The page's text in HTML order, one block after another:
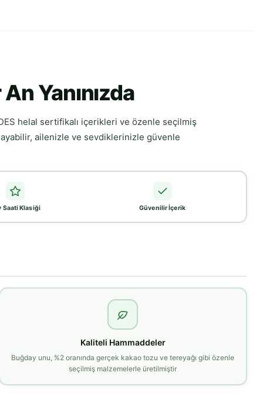
Yanınızda
helal sertifikalı içerikleri ve özenle seçilmiş
ailenizle ve sevdiklerinizle güvenle
Saati Klasiği Güvenilir İçerik
Kaliteli Hammaddeler
Buğday unu, %2 oranında gerçek kakao tozu ve tereyağı gibi özenle
seçilmiş malzemelerle üretilmiştir